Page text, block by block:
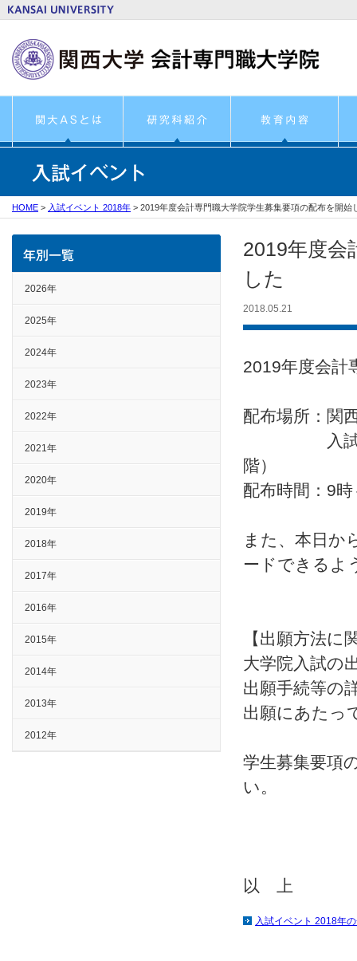
HOME > 入試イベント 2018年 > 2019年度会計専門職大学院学生募集要項の配布を開始
2019年度会
した
2018.05.21
2019年度会計
配布場所：関
入試センタ
階）
配布時間：9
また、本日か
ードできるよ
【出願方法に
大学院入試の
出願手続等の
出願にあたっ
学生募集要項
い。
以 上
入試イベント 2018年
2026年
2025年
2024年
2023年
2022年
2021年
2020年
2019年
2018年
2017年
2016年
2015年
2014年
2013年
2012年